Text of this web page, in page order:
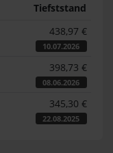
Tiefststand
438,97 €
10.07.2026
398,73 €
08.06.2026
345,30 €
22.08.2025